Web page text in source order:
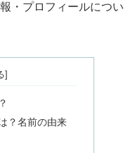
・プロフィールについ
？名前の由来